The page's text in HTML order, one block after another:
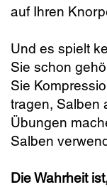
auf Ihren
Und es spielt
Sie schon
Sie
tragen, Salben
Übungen
Salben
Die Wahrheit